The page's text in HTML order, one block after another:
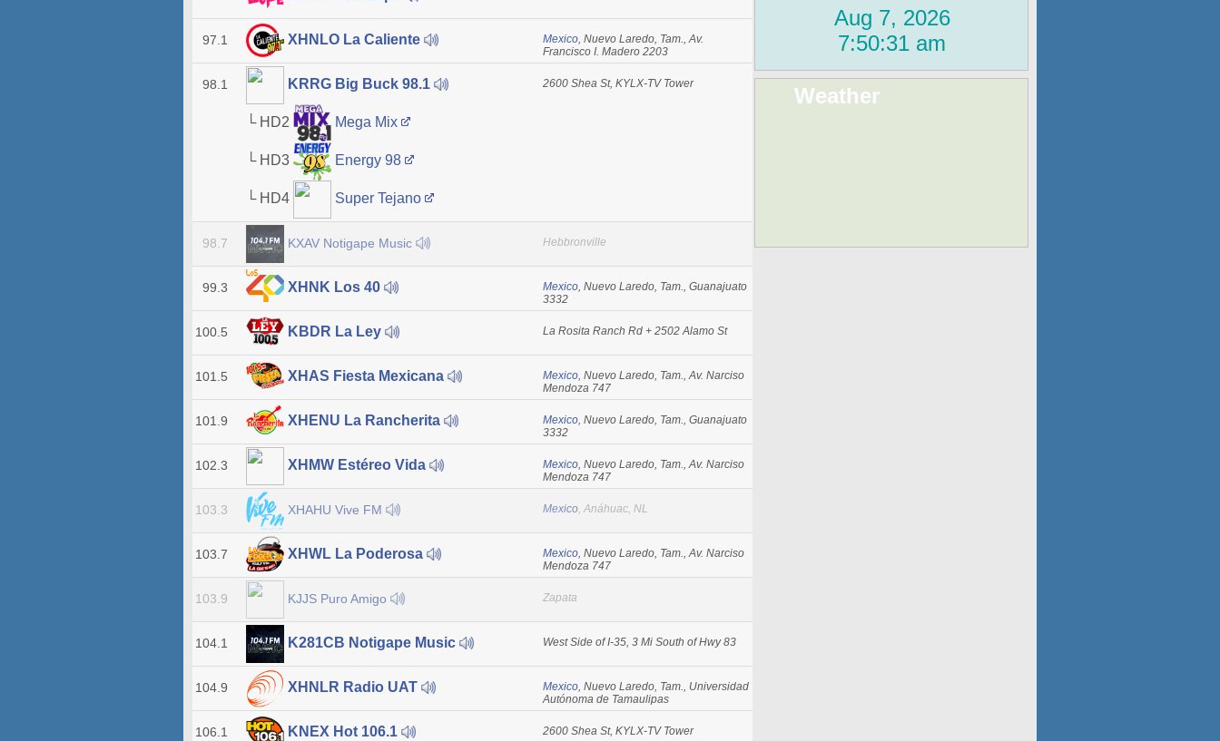
97.1 XHNLO La Caliente Mexico, Nuevo Laredo, Tam., Av.
Francisco I. Madero 2203
98.1 KRRG Big Buck 98.1
└ HD2 Mega Mix
└ HD3 Energy 98
└ HD4 Super Tejano
2600 Shea St, KYLX-TV Tower
98.7 KXAV Notigape Music Hebbronville
99.3 XHNK Los 40 Mexico, Nuevo Laredo, Tam., Guanajuato
3332
100.5 KBDR La Ley La Rosita Ranch Rd + 2502 Alamo St
101.5 XHAS Fiesta Mexicana Mexico, Nuevo Laredo, Tam., Av. Narciso
Mendoza 747
101.9 XHENU La Rancherita Mexico, Nuevo Laredo, Tam., Guanajuato
3332
102.3 XHMW Estéreo Vida Mexico, Nuevo Laredo, Tam., Av. Narciso
Mendoza 747
103.3 XHAHU Vive FM Mexico, Anáhuac, NL
103.7 XHWL La Poderosa Mexico, Nuevo Laredo, Tam., Av. Narciso
Mendoza 747
103.9 KJJS Puro Amigo Zapata
104.1 K281CB Notigape Music West Side of I-35, 3 Mi South of Hwy 83
104.9 XHNLR Radio UAT Mexico, Nuevo Laredo, Tam., Universidad
Autónoma de Tamaulipas
106.1 KNEX Hot 106.1 2600 Shea St, KYLX-TV Tower
Weather